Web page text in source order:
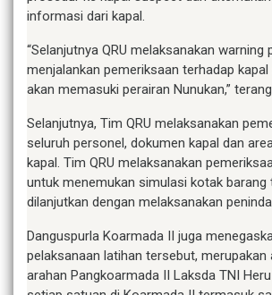
informasi dari kapal.
“Selanjutnya QRU melaksanakan warning
menjalankan pemeriksaan terhadap
akan memasuki perairan Nunukan,”
Selanjutnya, Tim QRU melaksanakan
seluruh personel, dokumen kapal dan
kapal. Tim QRU melaksanakan
untuk menemukan simulasi kotak barang
dilanjutkan dengan melaksanakan
Danguspurla Koarmada II juga
pelaksanaan latihan tersebut, merupakan
arahan Pangkoarmada II Laksda TNI